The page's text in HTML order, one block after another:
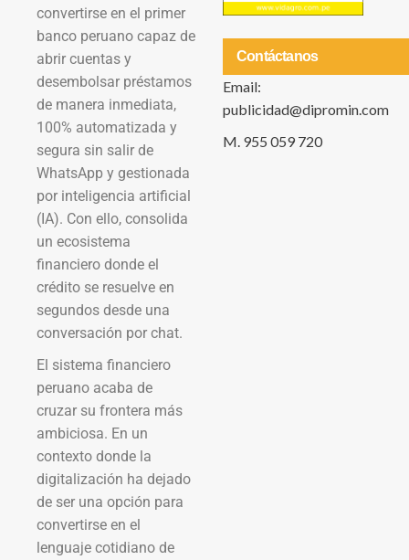
convertirse en el primer
banco peruano capaz de
abrir cuentas y
desembolsar préstamos
de manera inmediata,
100% automatizada y
segura sin salir de
WhatsApp y gestionada
por inteligencia artificial
(IA). Con ello, consolida
un ecosistema
financiero donde el
crédito se resuelve en
segundos desde una
conversación por chat.
El sistema financiero
peruano acaba de
cruzar su frontera más
ambiciosa. En un
contexto donde la
digitalización ha dejado
de ser una opción para
convertirse en el
lenguaje cotidiano de
Contáctanos
Email:
publicidad@dipromin.com
M. 955 059 720